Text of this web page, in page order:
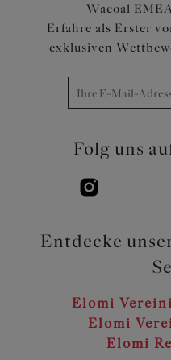
Wacoal
Erfahre als Erster
exklusiven
Folg uns
Entdecke
Elomi
Elomi
Elomi